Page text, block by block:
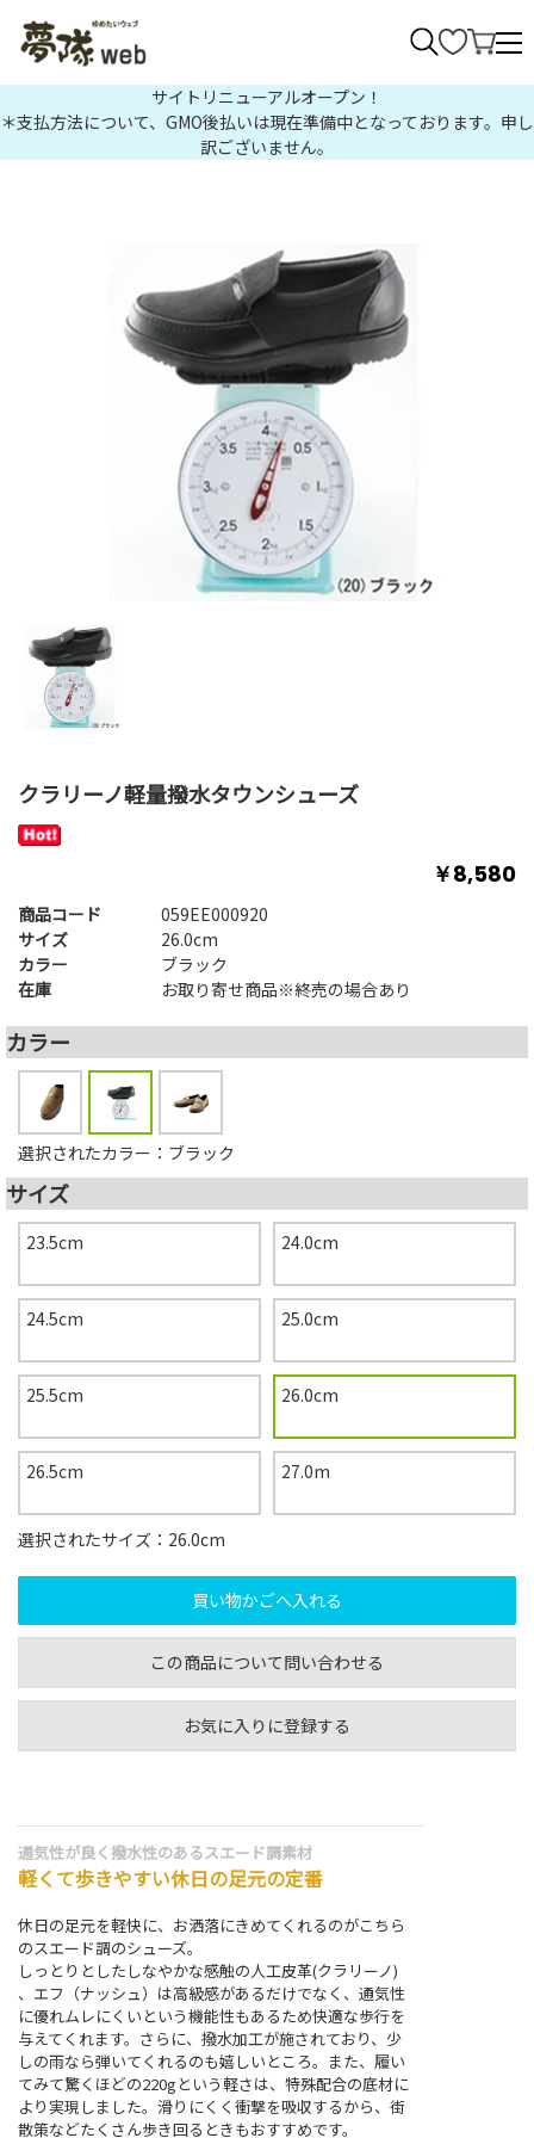
サイトリニューアルオープン！
＊支払方法について、GMO後払いは現在準備中となっております。申し
訳ございません。
クラリーノ軽量撥水タウンシューズ
￥8,580
商品コード
059EE000920
サイズ
26.0cm
カラー
ブラック
在庫
お取り寄せ商品※終売の場合あり
カラー
選択されたカラー：ブラック
サイズ
23.5cm 24.0cm
24.5cm 25.0cm
25.5cm 26.0cm
26.5cm 27.0m
選択されたサイズ：26.0cm
お気に入りに登録する
この商品について問い合わせる
通気性が良く撥水性のあるスエード調素材
軽くて歩きやすい休日の足元の定番
休日の足元を軽快に、お洒落にきめてくれるのがこちら
のスエード調のシューズ。
しっとりとしたしなやかな感触の人工皮革(クラリーノ)
、エフ（ナッシュ）は高級感があるだけでなく、通気性
に優れムレにくいという機能性もあるため快適な歩行を
与えてくれます。さらに、撥水加工が施されており、少
しの雨なら弾いてくれるのも嬉しいところ。また、履い
てみて驚くほどの220gという軽さは、特殊配合の底材に
より実現しました。滑りにくく衝撃を吸収するから、街
散策などたくさん歩き回るときもおすすめです。